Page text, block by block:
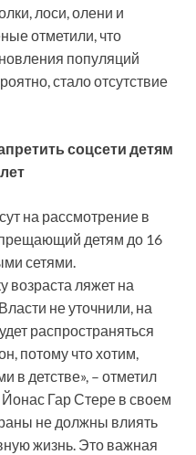
лоси, олени и
отметили, что
популяций
стало отсутствие
соцсети детям
на рассмотрение в
детям до 16
сетями.
возраста ляжет на
не уточнили, на
распространяться
потому что хотим,
в детстве», – отметил
Гар Стере в своем
не должны влиять
жизнь. Это важная